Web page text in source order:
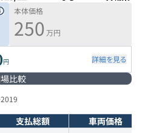
本体価格
250 万円
円 詳細を見る
比較
2019
支払総額 車両価格